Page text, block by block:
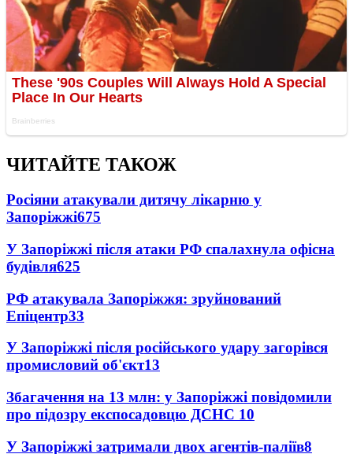
ЧИТАЙТЕ ТАКОЖ
Росіяни атакували дитячу лікарню у
Запоріжжі675
У Запоріжжі після атаки РФ спалахнула офісна
будівля625
РФ атакувала Запоріжжя: зруйнований
Епіцентр33
У Запоріжжі після російського удару загорівся
промисловий об'єкт13
Збагачення на 13 млн: у Запоріжжі повідомили
про підозру експосадовцю ДСНС 10
У Запоріжжі затримали двох агентів-паліїв8